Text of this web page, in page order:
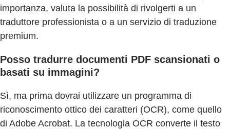
importanza, valuta la possibilità di rivolgerti a un
traduttore professionista o a un servizio di traduzione
premium.
Posso tradurre documenti PDF scansionati o
basati su immagini?
Sì, ma prima dovrai utilizzare un programma di
riconoscimento ottico dei caratteri (OCR), come quello
di Adobe Acrobat. La tecnologia OCR converte il testo